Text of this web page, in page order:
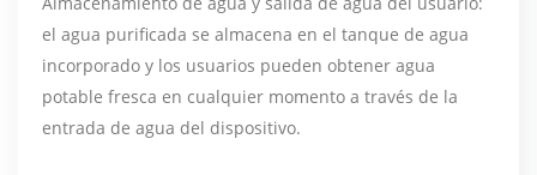
el agua purificada se almacena en el tanque de agua
incorporado y los usuarios pueden obtener agua
potable fresca en cualquier momento a través de la
entrada de agua del dispositivo.